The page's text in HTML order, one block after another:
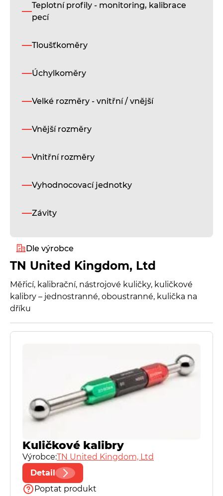
Teplotní profily - monitoring, kalibrace
pecí
Tloušťkoměry
Úchylkoměry
Velké rozměry - vnitřní / vnější
Vnější rozměry
Vnitřní rozměry
Vyhodnocovací jednotky
Závity
Dle výrobce
Alukeep
Diatest
Fisso
Herbert Hoffmann GmbH
Käfer
Kordt
Microtest
TN United Kingdom, Ltd
Měřicí, kalibrační, nástrojové kuličky, kuličkové
kalibry – jednostranné, oboustranné, kulička na
dříku
Kuličkové kalibry
Výrobce:TN United Kingdom, Ltd
Detail
Poptat produkt